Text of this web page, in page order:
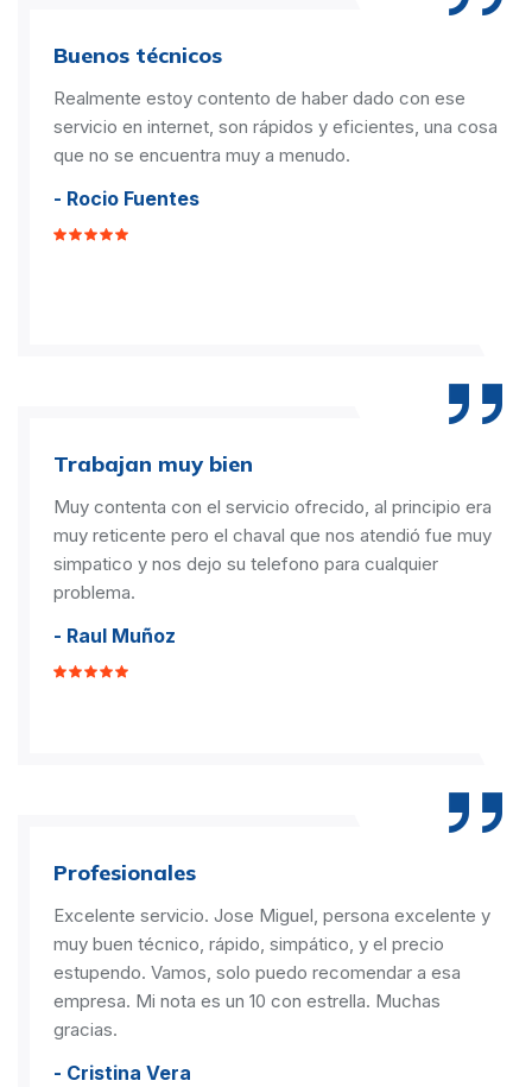
Buenos técnicos
Realmente estoy contento de haber dado con ese
servicio en internet, son rápidos y eficientes, una cosa
que no se encuentra muy a menudo.
- Rocio Fuentes
Trabajan muy bien
Muy contenta con el servicio ofrecido, al principio era
muy reticente pero el chaval que nos atendió fue muy
simpatico y nos dejo su telefono para cualquier
problema.
- Raul Muñoz
Profesionales
Excelente servicio. Jose Miguel, persona excelente y
muy buen técnico, rápido, simpático, y el precio
estupendo. Vamos, solo puedo recomendar a esa
empresa. Mi nota es un 10 con estrella. Muchas
gracias.
- Cristina Vera